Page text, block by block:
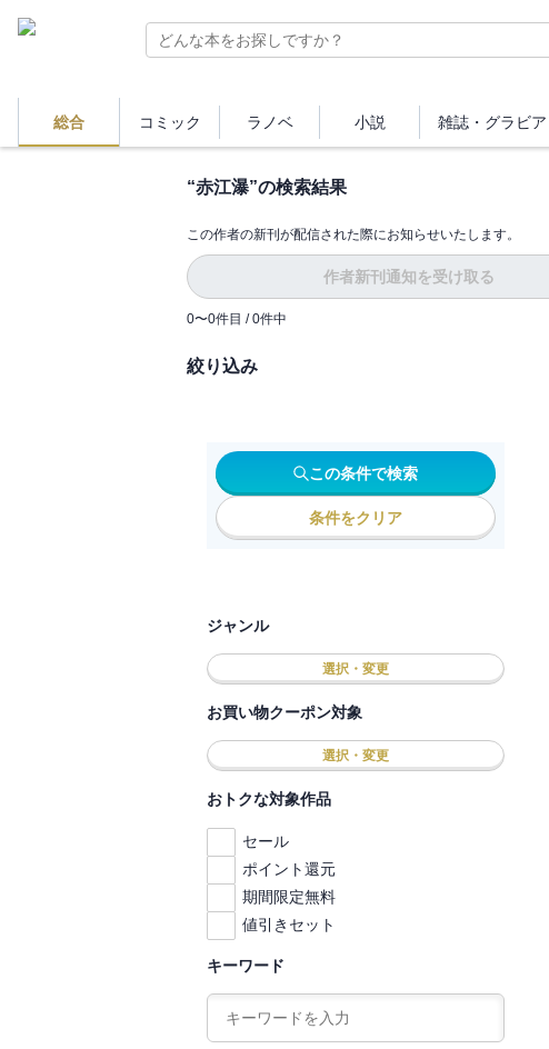
総合 コミック ラノベ 小説 雑誌・ グラビア
“赤江瀑”の検索結果
この作者の新刊が配信された際にお知らせいたします。
作者新刊通知を受け取る
0〜0件目 / 0件中
絞り込み
この条件で検索
条件をクリア
ジャンル
選択・変更
お買い物クーポン対象
選択・変更
おトクな対象作品
セール
ポイント還元
期間限定無料
値引きセット
キーワード